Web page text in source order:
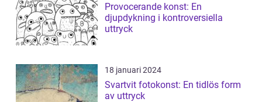
Provocerande konst: En
djupdykning i kontroversiella
uttryck
18 januari 2024
Svartvit fotokonst: En tidlös form
av uttryck